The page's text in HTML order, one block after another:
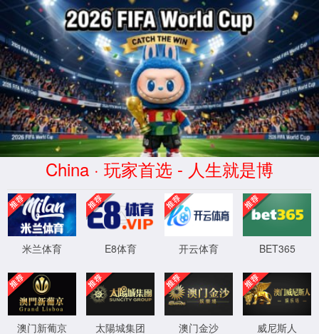
太阳集团7237网站
网站首页 关于太阳集团7237网站 新闻中心
联系我们